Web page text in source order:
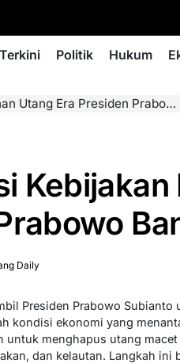
Terkini Politik Hukum
Prabowo Bantu Pelaku UMKM
Daily
Presiden Prabowo
kondisi ekonomi yang
untuk menghapus utang
dan kelautan. Langkah